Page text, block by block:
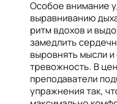
Особое внимание
выравниванию
ритм вдохов и
замедлить
выровнять мысли и
тревожность. В
преподаватели
упражнения так,